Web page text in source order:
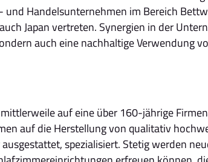
Handelsunternehmen im Bereich
Japan vertreten. Synergien in der
auch eine nachhaltige Verwendung
auf eine über 160-jährige
auf die Herstellung von qualitativ
spezialisiert. Stetig werden